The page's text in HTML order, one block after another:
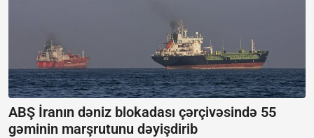
ABŞ İranın dəniz blokadası çərçivəsində 55
gəminin marşrutunu dəyişdirib